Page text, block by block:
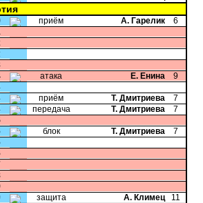
приём А. Гарелик
6
атака Е. Енина
9
приём Т. Дмитриева
7
передача Т. Дмитриева
7
блок Т. Дмитриева
7
защита А. Климец
11